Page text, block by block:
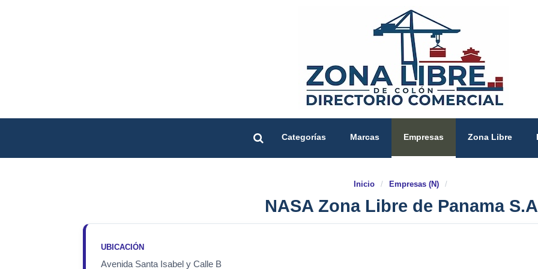
Categorías Marcas Empresas Zona Libre
Inicio / Empresas (N) /
NASA Zona Libre de Panama
UBICACIÓN
Avenida Santa Isabel y Calle B